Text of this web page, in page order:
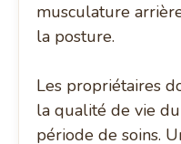
musculature
la posture.
Les propriétaires
la qualité de vie
période de soins.